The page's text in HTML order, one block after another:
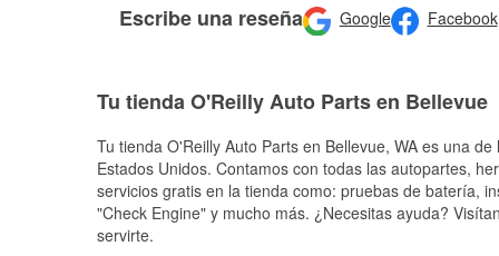
Escribe una reseña Google Facebook
Tu tienda O'Reilly Auto Parts en Bellevue
Tu tienda O'Reilly Auto Parts en Bellevue, WA es una
Estados Unidos. Contamos con todas las autopartes,
servicios gratis en la tienda como: pruebas de batería,
"Check Engine" y mucho más. ¿Necesitas ayuda?
servirte.